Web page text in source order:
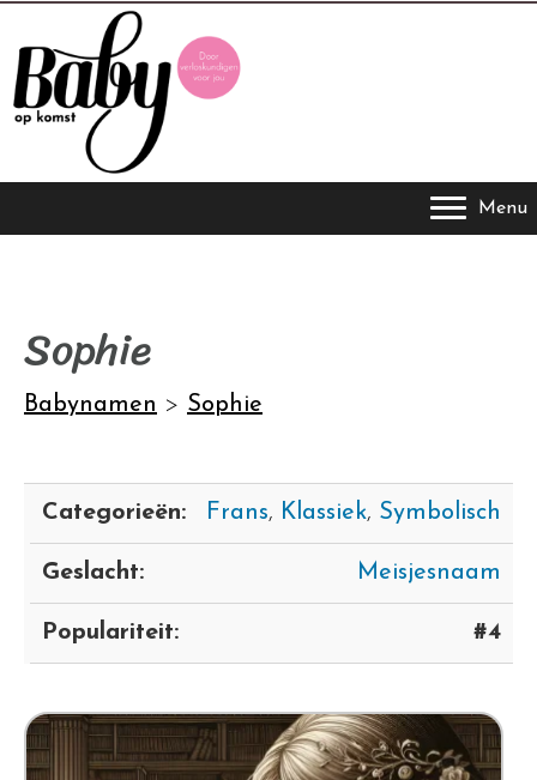
Menu
Sophie
Babynamen > Sophie
Categorieën: Frans, Klassiek, Symbolisch
Geslacht: Meisjesnaam
Populariteit: #4